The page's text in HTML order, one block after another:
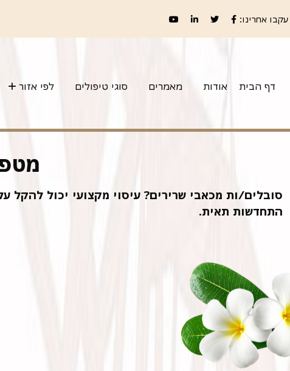
עקבו אחרינו:
דף הבית אודות מאמרים סוגי טיפולים לפי אזור
סובלים/ות מכאבי שרירים? עיסוי מקצועי יכול
התחדשות תאית.